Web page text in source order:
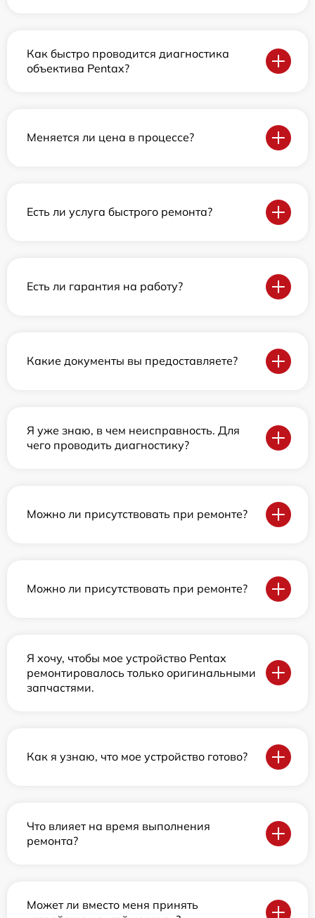
Как быстро проводится диагностика
объектива Pentax?
Меняется ли цена в процессе?
Есть ли услуга быстрого ремонта?
Есть ли гарантия на работу?
Какие документы вы предоставляете?
Я уже знаю, в чем неисправность. Для
чего проводить диагностику?
Можно ли присутствовать при ремонте?
Можно ли присутствовать при ремонте?
Я хочу, чтобы мое устройство Pentax
ремонтировалось только оригинальными
запчастями.
Как я узнаю, что мое устройство готово?
Что влияет на время выполнения
ремонта?
Может ли вместо меня принять